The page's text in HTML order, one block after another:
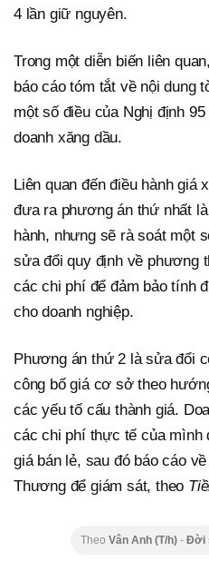
4 lần giữ nguyên.
Trong một diễn biến liên
báo cáo tóm tắt về nội dung
một số điều của Nghị định
doanh xăng dầu.
Liên quan đến điều hành giá
đưa ra phương án thứ nhất
hành, nhưng sẽ rà soát một
sửa đổi quy định về phương
các chi phí để đảm bảo tính
cho doanh nghiệp.
Phương án thứ 2 là sửa đổi
công bố giá cơ sở theo
các yếu tố cấu thành giá.
các chi phí thực tế của mình
giá bán lẻ, sau đó báo cáo
Thương để giám sát, theo
Theo Vân Anh (T/h) - Đời